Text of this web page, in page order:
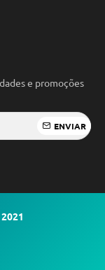
e promoções
ENVIAR